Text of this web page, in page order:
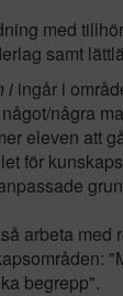
med
samt
i ingår i
några
eleven att
för
arbeta med
begrepp".